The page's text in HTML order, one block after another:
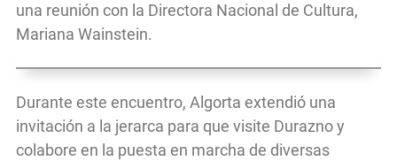
una reunión con la Directora Nacional de Cultura,
Mariana Wainstein.
Durante este encuentro, Algorta extendió una
invitación a la jerarca para que visite Durazno y
colabore en la puesta en marcha de diversas